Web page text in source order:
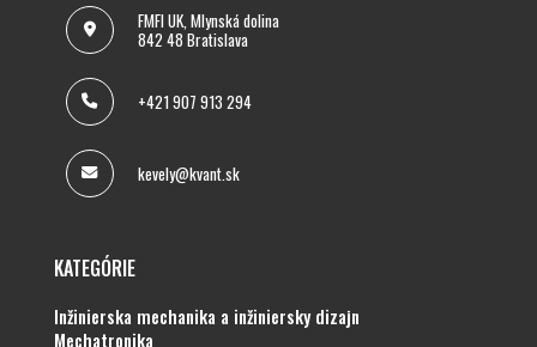
FMFI UK, Mlynská dolina
842 48 Bratislava
+421 907 913 294
kevely@kvant.sk
KATEGÓRIE
inžinierska mechanika a inžiniersky dizajn
mechatronika